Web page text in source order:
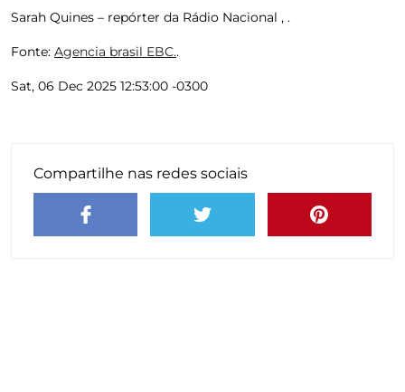
Sarah Quines – repórter da Rádio Nacional , .
Fonte: Agencia brasil EBC..
Sat, 06 Dec 2025 12:53:00 -0300
Compartilhe nas redes sociais